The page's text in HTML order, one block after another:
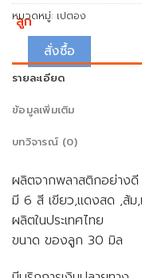
ลูก
สั่งซื้อ
หมวดหมู่: เปตอง
รายละเอียด
ข้อมูลเพิ่มเติม
บทวิจารณ์ (0)
ผลิตจากพลาสติกอย่างดี
มี 6 สี เขียว,แดงสด ,ส้ม
ผลิตในประเทศไทย
ขนาด ของลูก 30 มิล